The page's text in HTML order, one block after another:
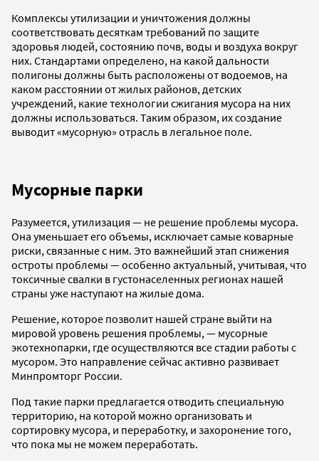
Комплексы утилизации и уничтожения должны
соответствовать десяткам требований по защите
здоровья людей, состоянию почв, воды и воздуха вокруг
них. Стандартами определено, на какой дальности
полигоны должны быть расположены от водоемов, на
каком расстоянии от жилых районов, детских
учреждений, какие технологии сжигания мусора на них
должны использоваться. Таким образом, их создание
выводит «мусорную» отрасль в легальное поле.
Мусорные парки
Разумеется, утилизация — не решение проблемы мусора.
Она уменьшает его объемы, исключает самые коварные
риски, связанные с ним. Это важнейший этап снижения
остроты проблемы — особенно актуальный, учитывая, что
токсичные свалки в густонаселенных регионах нашей
страны уже наступают на жилые дома.
Решение, которое позволит нашей стране выйти на
мировой уровень решения проблемы, — мусорные
экотехнопарки, где осуществляются все стадии работы с
мусором. Это направление сейчас активно развивает
Минпромторг России.
Под такие парки предлагается отводить специальную
территорию, на которой можно организовать и
сортировку мусора, и переработку, и захоронение того,
что пока мы не можем переработать.